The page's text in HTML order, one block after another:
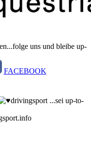
uns und bleibe up-
FACEBOOK
drivingsport ...sei up-to-